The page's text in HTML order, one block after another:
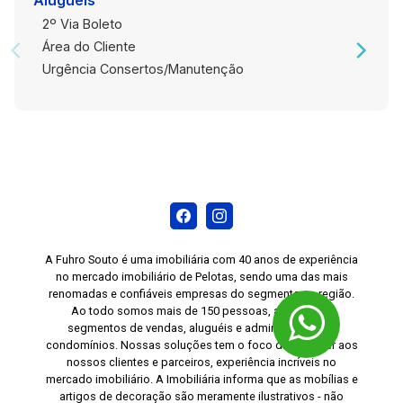
2º Via Boleto
Área do Cliente
Urgência Consertos/Manutenção
A Fuhro Souto é uma imobiliária com 40 anos de experiência
no mercado imobiliário de Pelotas, sendo uma das mais
renomadas e confiáveis empresas do segmento na região.
Ao todo somos mais de 150 pessoas, atuando no
segmentos de vendas, aluguéis e administração de
condomínios. Nossas soluções tem o foco de oferecer aos
nossos clientes e parceiros, experiência incríveis no
mercado imobiliário. A Imobiliária informa que as mobílias e
artigos de decoração são meramente ilustrativos - não